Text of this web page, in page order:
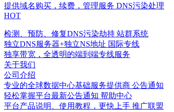
提供域名购买，续费，管理服务 DNS污染处理
HOT
检测、预防、修复DNS污染劫持 站群系统
独立DNS服务器+独立NS地址 国际专线
独享带宽，全透明的端到端专线服务
关于我们
公司介绍
专业的全球数据中心基础服务提供商 公告通知
轻松掌握平台最新公告通知 帮助中心
平台产品说明、使用教程，更快上手 推广联盟